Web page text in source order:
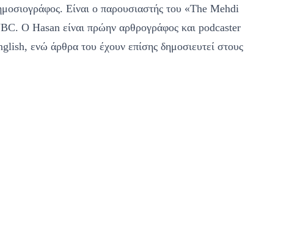
Είναι ο παρουσιαστής του «The Mehdi
Ο Hasan είναι πρώην αρθρογράφος και podcaster
ενώ άρθρα του έχουν επίσης δημοσιευτεί στους